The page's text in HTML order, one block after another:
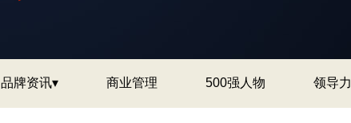
品牌资讯▾ 商业管理 500强人物 领导力